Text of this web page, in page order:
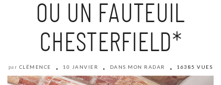
OU UN FAUTEUIL
CHESTERFIELD*
par CLÉMENCE 10 JANVIER DANS MON RADAR 16385 VUES